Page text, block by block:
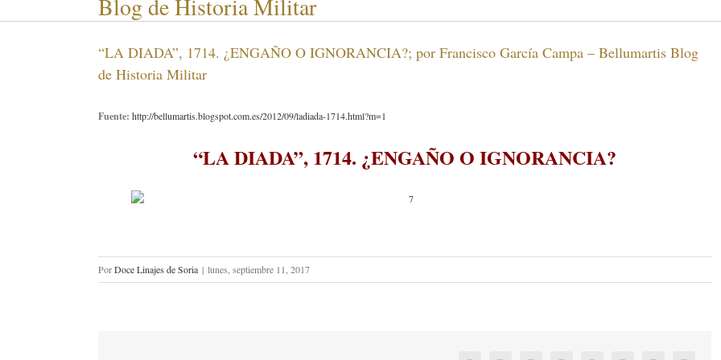
Blog de Historia Militar
“LA DIADA”, 1714. ¿ENGAÑO O IGNORANCIA?; por Francisco García Campa – Bellumartis Blog
de Historia Militar
Fuente: http://bellumartis.blogspot.com.es/2012/09/ladiada-1714.html?m=1
“LA DIADA”, 1714. ¿ENGAÑO O IGNORANCIA?
PorDoce Linajes de Soria | lunes, septiembre 11, 2017